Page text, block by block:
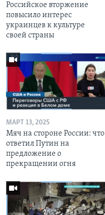
Российское вторжение
повысило интерес
украинцев к культуре
своей страны
МАРТ 13, 2025
Мяч на стороне России: что
ответил Путин на
предложение о
прекращении огня